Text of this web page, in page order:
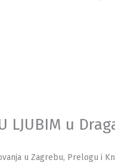
LJUBIM u
u Zagrebu, Prelogu i